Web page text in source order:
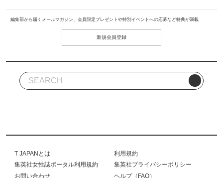
編集部から届くメールマガジン、会員限定プレゼントや特別イベントへの応募など特典が満載
新規会員登録
T JAPANとは
利用規約
集英社女性誌ポータル利用規約
集英社プライバシーポリシー
お問い合わせ
ヘルプ（FAQ）